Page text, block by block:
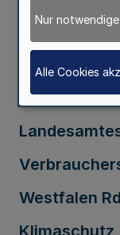
Westfalen
Nur
Alle Cookies